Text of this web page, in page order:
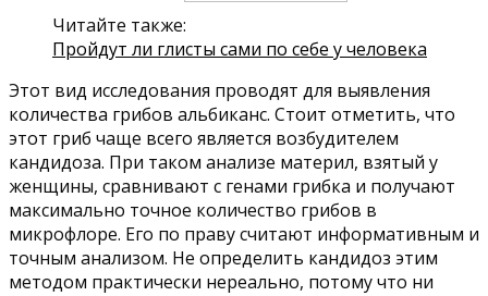
Читайте также:
Пройдут ли глисты сами по себе у человека
Этот вид исследования проводят для выявления
количества грибов альбиканс. Стоит отметить, что
этот гриб чаще всего является возбудителем
кандидоза. При таком анализе материл, взятый у
женщины, сравнивают с генами грибка и получают
максимально точное количество грибов в
микрофлоре. Его по праву считают информативным и
точным анализом. Не определить кандидоз этим
методом практически нереально, потому что ни